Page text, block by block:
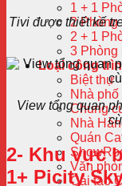
1 + 1
2 Phòng
2 + 1
3 Phòng
Loại công
Biệt thự
Nhà phố
Chung
Nhà
Quán
Văn
Cải tạo
Tivi được thiết kế
View tổng quan
2- Khu vực
1+ Picity